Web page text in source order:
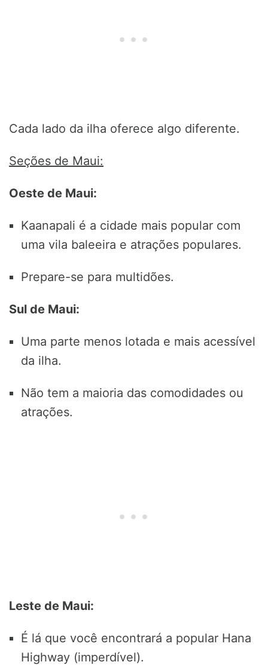
Cada lado da ilha oferece algo diferente.
Seções de Maui:
Oeste de Maui:
Kaanapali é a cidade mais popular com
uma vila baleeira e atrações populares.
Prepare-se para multidões.
Sul de Maui:
Uma parte menos lotada e mais acessível
da ilha.
Não tem a maioria das comodidades ou
atrações.
Leste de Maui:
É lá que você encontrará a popular Hana
Highway (imperdível).